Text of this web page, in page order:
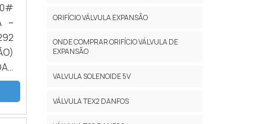
e
–
ORIFÍCIO VÁLVULA EXPANSÃO
ONDE COMPRAR ORIFÍCIO VÁLVULA DE
EXPANSÃO
VALVULA SOLENOIDE 5V
VÁLVULA TEX2 DANFOS